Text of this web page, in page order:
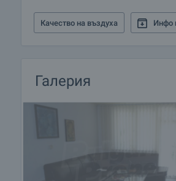
Качество на въздуха Инфо
Галерия